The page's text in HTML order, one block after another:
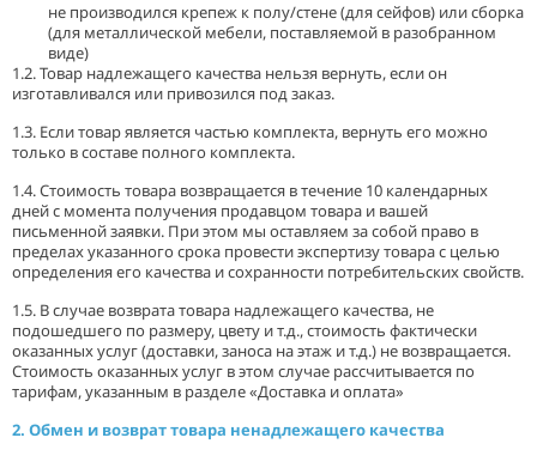
не производился крепеж к полу/стене (для сейфов) или сборка
(для металлической мебели, поставляемой в разобранном
виде)
1.2. Товар надлежащего качества нельзя вернуть, если он
изготавливался или привозился под заказ.
1.3. Если товар является частью комплекта, вернуть его можно
только в составе полного комплекта.
1.4. Стоимость товара возвращается в течение 10 календарных
дней с момента получения продавцом товара и вашей
письменной заявки. При этом мы оставляем за собой право в
пределах указанного срока провести экспертизу товара с целью
определения его качества и сохранности потребительских свойств.
1.5. В случае возврата товара надлежащего качества, не
подошедшего по размеру, цвету и т.д., стоимость фактически
оказанных услуг (доставки, заноса на этаж и т.д.) не возвращается.
Стоимость оказанных услуг в этом случае рассчитывается по
тарифам, указанным в разделе «Доставка и оплата»
2. Обмен и возврат товара ненадлежащего качества